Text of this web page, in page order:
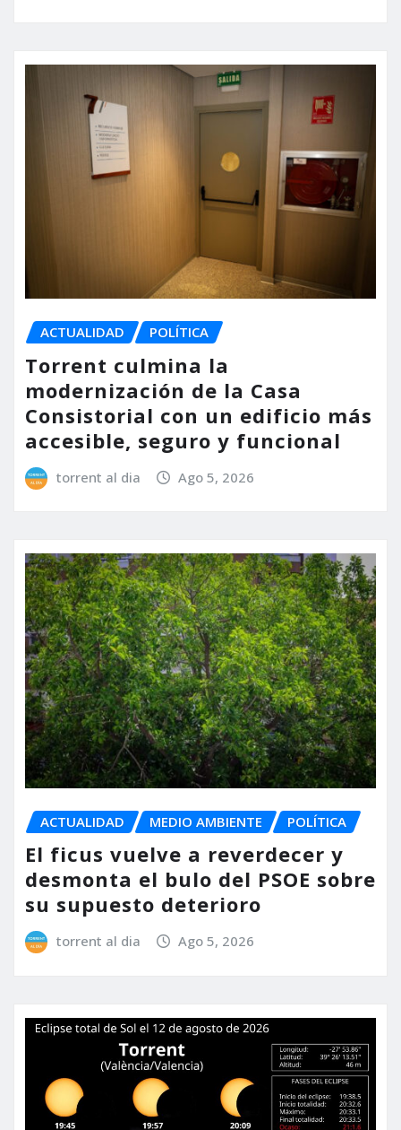
ACTUALIDAD POLÍTICA
Torrent culmina la
modernización de la Casa
Consistorial con un edificio más
accesible, seguro y funcional
torrent al dia Ago 5, 2026
ACTUALIDAD MEDIO AMBIENTE POLÍTICA
El ficus vuelve a reverdecer y
desmonta el bulo del PSOE sobre
su supuesto deterioro
torrent al dia Ago 5, 2026